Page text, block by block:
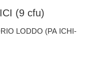
(9 cfu)
LODDO (PA ICHI-